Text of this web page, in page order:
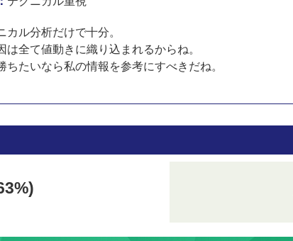
カル分析だけで十分。
は全て値動きに織り込まれるからね。
ちたいなら私の情報を参考にすべきだね。